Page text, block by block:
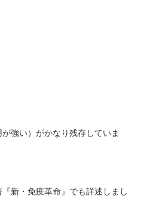
強い）がかなり残存していま
新・免疫革命』でも詳述しまし